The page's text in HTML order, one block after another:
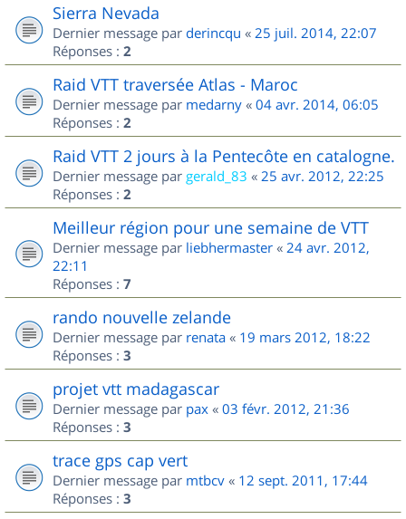
Sierra Nevada
Dernier message par derincqu « 25 juil. 2014, 22:07
Réponses : 2
Raid VTT traversée Atlas - Maroc
Dernier message par medarny « 04 avr. 2014, 06:05
Réponses : 2
Raid VTT 2 jours à la Pentecôte en catalogne.
Dernier message par gerald_83 « 25 avr. 2012, 22:25
Réponses : 2
Meilleur région pour une semaine de VTT
Dernier message par liebhermaster « 24 avr. 2012,
22:11
Réponses : 7
rando nouvelle zelande
Dernier message par renata « 19 mars 2012, 18:22
Réponses : 3
projet vtt madagascar
Dernier message par pax « 03 févr. 2012, 21:36
Réponses : 3
trace gps cap vert
Dernier message par mtbcv « 12 sept. 2011, 17:44
Réponses : 3